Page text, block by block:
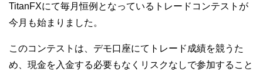
TitanFXにて毎月恒例となっているトレードコンテストが
今月も始まりました。
このコンテストは、デモ口座にてトレード成績を競うた
め、現金を入金する必要もなくリスクなしで参加すること